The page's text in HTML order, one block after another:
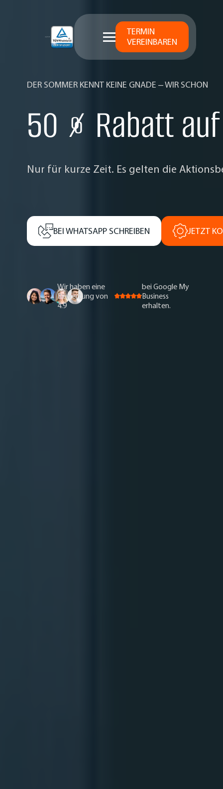
TERMIN
VEREINBAREN
DER SOMMER KENNT KEINE GNADE – WIR SCHON
50 % Rabatt
Nur für kurze Zeit. Es gelten die
BEI WHATSAPP SCHREIBEN JETZT
Wir haben eine
Bewertung von
4.9
bei Google My
Business
erhalten.